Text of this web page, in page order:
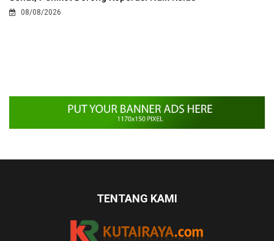
08/08/2026
TENTANG KAMI